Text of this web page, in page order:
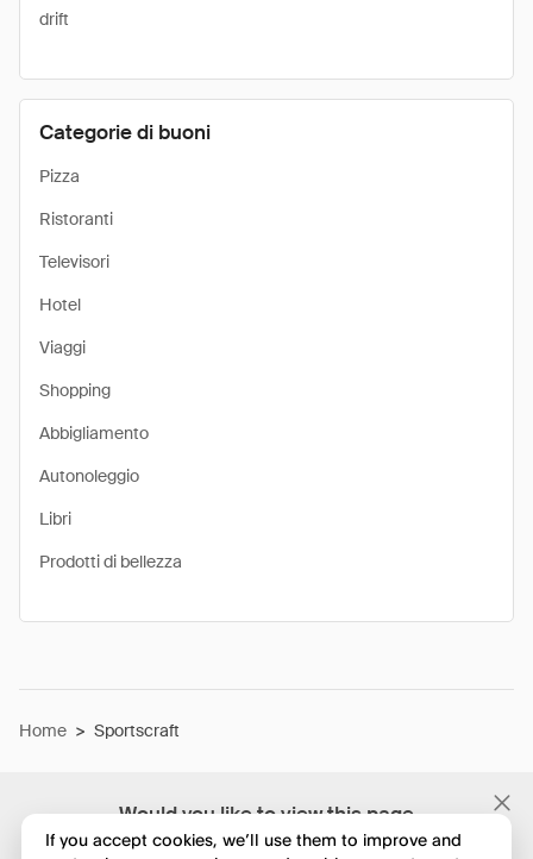
Would you like to view this page
in English?
drift
Categorie di buoni
Pizza
Ristoranti
Televisori
Hotel
Viaggi
Shopping
Abbigliamento
Autonoleggio
Libri
Prodotti di bellezza
Home > Sportscraft
If you accept cookies, we’ll use them to improve and